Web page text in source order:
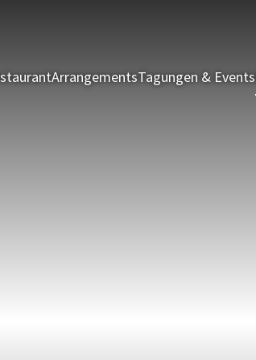
ArrangementsTagungen & Events